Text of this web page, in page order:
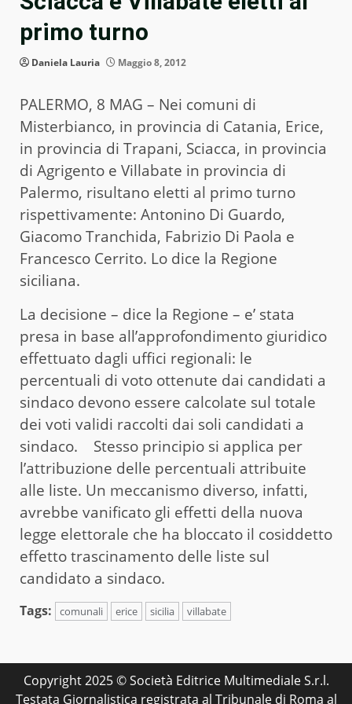
primo turno
Daniela Lauria Maggio 8, 2012
PALERMO, 8 MAG – Nei comuni di
Misterbianco, in provincia di Catania, Erice,
in provincia di Trapani, Sciacca, in provincia
di Agrigento e Villabate in provincia di
Palermo, risultano eletti al primo turno
rispettivamente: Antonino Di Guardo,
Giacomo Tranchida, Fabrizio Di Paola e
Francesco Cerrito. Lo dice la Regione
siciliana.
La decisione – dice la Regione – e’ stata
presa in base all’approfondimento giuridico
effettuato dagli uffici regionali: le
percentuali di voto ottenute dai candidati a
sindaco devono essere calcolate sul totale
dei voti validi raccolti dai soli candidati a
sindaco. Stesso principio si applica per
l’attribuzione delle percentuali attribuite
alle liste. Un meccanismo diverso, infatti,
avrebbe vanificato gli effetti della nuova
legge elettorale che ha bloccato il cosiddetto
effetto trascinamento delle liste sul
candidato a sindaco.
Tags: comunali erice sicilia villabate
Copyright 2025 © Società Editrice Multimediale S.r.l.
Testata Giornalistica registrata al Tribunale di Roma al